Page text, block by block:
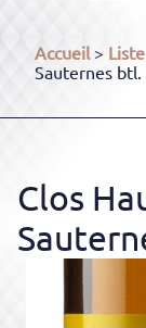
Accueil>
Sauternes btl.
Clos